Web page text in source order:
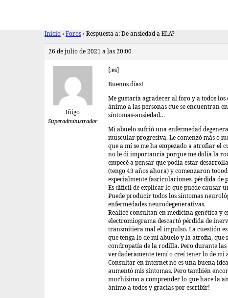
Inicio › Foros › Respuesta a: De ansiedad a ELA?
26 de julio de 2021 a las 20:00
Iñigo
Superadministrador
[:es]
Buenos días!
Me gustaría agradecer al foro y a todos
ánimo a las personas que se encuentran
síntomas-ansiedad…
Mi abuelo sufrió una enfermedad
muscular progresiva. Le comenzó más o
que a mí se me ha empezado a atrofiar el
no le di importancia porque me dolía la
empecé a pensar que podía estar
(tengo 43 años ahora) y comenzaron
especialmente fasciculaciones, pérdida
Es difícil de explicar lo que puede causar
Puede producir todos los síntomas
enfermedades neurodegenerativas.
Realicé consultan en medicina genética y
electromiograma descartó pérdida de
transmitiera mal el impulso. La cuestión
que tenga lo de mi abuelo y la atrofia, que
condropatía de la rodilla. Pero durante las
verdaderamente temí o creí tener lo de
Consultar en internet no es una buena
aumentó mis síntomas. Pero también
muchísimo a comprender lo que hace la
ánimo a todos y gracias por escribir!